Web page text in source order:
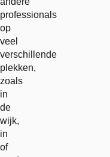
professionals
op
veel
verschillende
plekken,
zoals
in
de
wijk,
in
of